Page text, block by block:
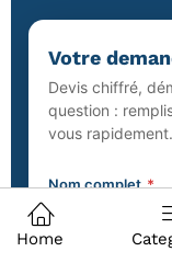
Votre
Devis chiffré,
question :
vous rapidement.
Nom complet*
Home